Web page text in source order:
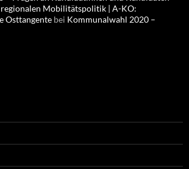
Mobilitätspolitik | A-KO:
Osttangente bei Kommunalwahl 2020 –